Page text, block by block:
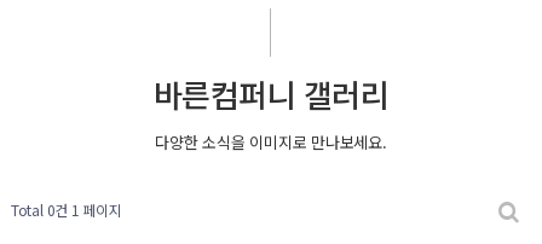
바른컴퍼니 갤러리
다양한 소식을 이미지로 만나보세요.
Total 0건 1 페이지